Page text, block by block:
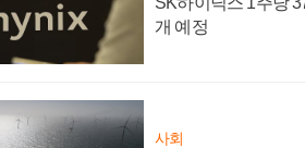
개 예정
사회